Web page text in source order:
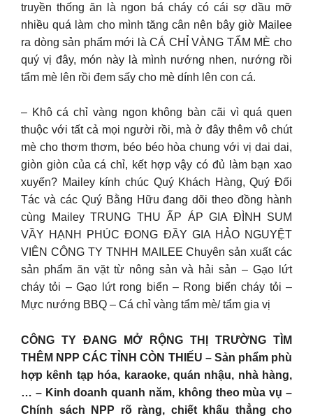
truyền thống ăn là ngon bá cháy có cái sợ dầu mỡ
nhiều quá làm cho mình tăng cân nên bây giờ Mailee
ra dòng sản phẩm mới là CÁ CHỈ VÀNG TẨM MÈ cho
quý vị đây, món này là mình nướng nhen, nướng rồi
tẩm mè lên rồi đem sấy cho mè dính lên con cá.
– Khô cá chỉ vàng ngon không bàn cãi vì quá quen
thuộc với tất cả mọi người rồi, mà ở đây thêm vô chút
mè cho thơm thơm, béo béo hòa chung với vị dai dai,
giòn giòn của cá chỉ, kết hợp vậy có đủ làm bạn xao
xuyến? Mailey kính chúc Quý Khách Hàng, Quý Đối
Tác và các Quý Bằng Hữu đang dõi theo đồng hành
cùng Mailey TRUNG THU ẤP ÁP GIA ĐÌNH SUM
VẦY HẠNH PHÚC ĐONG ĐẦY GIA HẢO NGUYỆT
VIÊN CÔNG TY TNHH MAILEE Chuyên sản xuất các
sản phẩm ăn vặt từ nông sản và hải sản – Gạo lứt
cháy tỏi – Gạo lứt rong biển – Rong biển cháy tỏi –
Mực nướng BBQ – Cá chỉ vàng tẩm mè/ tẩm gia vị
CÔNG TY ĐANG MỞ RỘNG THỊ TRƯỜNG TÌM
THÊM NPP CÁC TỈNH CÒN THIẾU – Sản phẩm phù
hợp kênh tạp hóa, karaoke, quán nhậu, nhà hàng,
… – Kinh doanh quanh năm, không theo mùa vụ –
Chính sách NPP rõ ràng, chiết khấu thẳng cho